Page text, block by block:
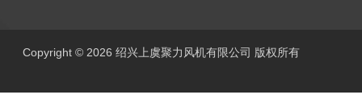
Copyright © 2026 绍兴上虞聚力风机有限公司 版权所有